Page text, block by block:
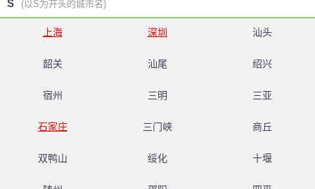
S (以S为开头的城市名)
上海 深圳 汕头
韶关 汕尾 绍兴
宿州 三明 三亚
石家庄 三门峡 商丘
双鸭山 绥化 十堰